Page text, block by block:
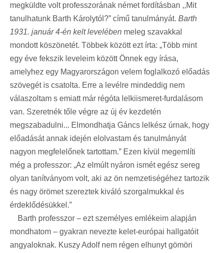
megküldte volt professzorának német fordításban ,,Mit
tanulhatunk Barth Károlytól?” című tanulmányát. Barth
1931. január 4-én kelt levelében meleg szavakkal
mondott köszönetét. Többek között ezt írta: „Több mint
egy éve fekszik leveleim között Önnek egy írása,
amelyhez egy Magyarországon velem foglalkozó előadás
szövegét is csatolta. Erre a levélre mindeddig nem
válaszoltam s emiatt már régóta lelkiismeret-furdalásom
van. Szeretnék tőle végre az új év kezdetén
megszabadulni... Elmondhatja Gáncs lelkész úrnak, hogy
előadását annak idején elolvastam és tanulmányát
nagyon megfelelőnek tartottam.” Ezen kívül megemlíti
még a professzor: „Az elmúlt nyáron ismét egész sereg
olyan tanítványom volt, aki az ön nemzetiségéhez tartozik
és nagy örömet szereztek kiváló szorgalmukkal és
érdeklődésükkel.”
Barth professzor – ezt személyes emlékeim alapján
mondhatom – gyakran nevezte kelet-európai hallgatóit
angyaloknak. Kuszy Adolf nem régen elhunyt gömöri